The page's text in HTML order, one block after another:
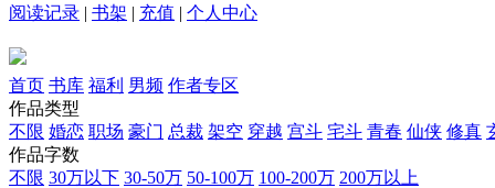
阅读记录 | 书架 | 充值 | 个人中心
首页 书库 福利 男频 作者专区
作品类型
不限 婚恋 职场 豪门 总裁 架空 穿越 宫斗 宅斗 青春 仙侠 修真
作品字数
不限 30万以下 30-50万 50-100万 100-200万 200万以上